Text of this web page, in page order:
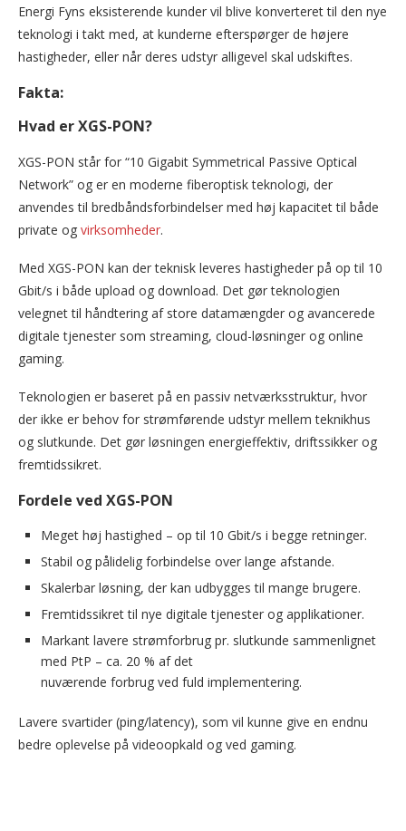
Energi Fyns eksisterende kunder vil blive konverteret til den nye
teknologi i takt med, at kunderne efterspørger de højere
hastigheder, eller når deres udstyr alligevel skal udskiftes.
Fakta:
Hvad er XGS-PON?
XGS-PON står for “10 Gigabit Symmetrical Passive Optical
Network” og er en moderne fiberoptisk teknologi, der
anvendes til bredbåndsforbindelser med høj kapacitet til både
private og virksomheder.
Med XGS-PON kan der teknisk leveres hastigheder på op til 10
Gbit/s i både upload og download. Det gør teknologien
velegnet til håndtering af store datamængder og avancerede
digitale tjenester som streaming, cloud-løsninger og online
gaming.
Teknologien er baseret på en passiv netværksstruktur, hvor
der ikke er behov for strømførende udstyr mellem teknikhus
og slutkunde. Det gør løsningen energieffektiv, driftssikker og
fremtidssikret.
Fordele ved XGS-PON
Meget høj hastighed – op til 10 Gbit/s i begge retninger.
Stabil og pålidelig forbindelse over lange afstande.
Skalerbar løsning, der kan udbygges til mange brugere.
Fremtidssikret til nye digitale tjenester og applikationer.
Markant lavere strømforbrug pr. slutkunde sammenlignet
med PtP – ca. 20 % af det
nuværende forbrug ved fuld implementering.
Lavere svartider (ping/latency), som vil kunne give en endnu
bedre oplevelse på videoopkald og ved gaming.